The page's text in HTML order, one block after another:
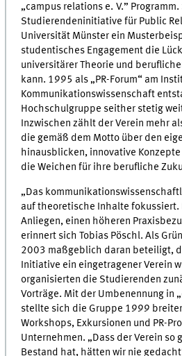
„campus relations e. V.”
Studierendeninitiative für Public
Universität Münster ein
studentisches Engagement die
universitärer Theorie und
kann. 1995 als „PR-Forum“ am
Kommunikationswissenschaft
Hochschulgruppe seither stetig
Inzwischen zählt der Verein mehr
die gemäß dem Motto über den
hinausblicken, innovative
die Weichen für ihre berufliche
„Das
auf theoretische Inhalte fokussiert.
Anliegen, einen höheren
erinnert sich Tobias Pöschl. Als
2003 maßgeblich daran beteiligt,
Initiative ein eingetragener Verein
organisierten die Studierenden
Vorträge. Mit der Umbenennung in
stellte sich die Gruppe 1999
Workshops, Exkursionen und PR-
Unternehmen. „Dass der Verein so
Bestand hat, hätten wir nie